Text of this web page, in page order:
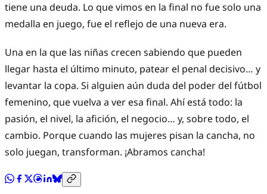
tiene una deuda. Lo que vimos en la final no fue solo una
medalla en juego, fue el reflejo de una nueva era.
Una en la que las niñas crecen sabiendo que pueden
llegar hasta el último minuto, patear el penal decisivo… y
levantar la copa. Si alguien aún duda del poder del fútbol
femenino, que vuelva a ver esa final. Ahí está todo: la
pasión, el nivel, la afición, el negocio… y, sobre todo, el
cambio. Porque cuando las mujeres pisan la cancha, no
solo juegan, transforman. ¡Abramos cancha!